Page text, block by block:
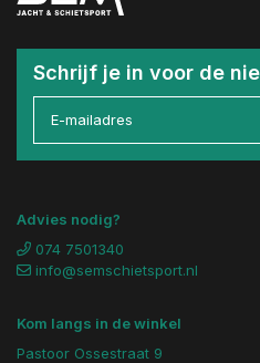
Schrijf je in voor de
Advies nodig?
074 7501340
info@semschietsport.nl
Kom langs in de winkel
Pastoor Ossestraat 9